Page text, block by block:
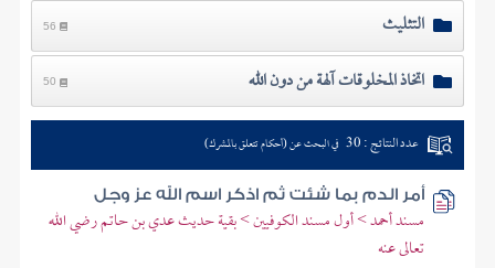
التثليث 56
اتخاذ المخلوقات آلهة من دون الله 50
عدد النتائج : 30 في البحث عن (أحكام تتعلق بالمشرك)
أمر الدم بما شئت ثم اذكر اسم الله عز وجل
مسند أحمد > أول مسند الكوفيين > بقية حديث عدي بن حاتم رضي الله
تعالى عنه